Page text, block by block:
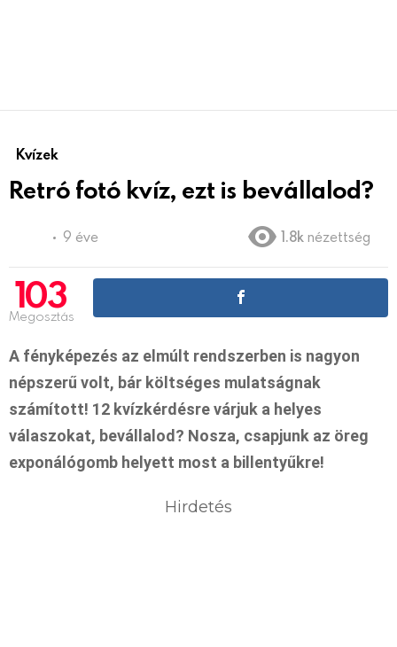
Kvízek
Retró fotó kvíz, ezt is bevállalod?
9 éve 1.8k nézettség
103
Megosztás
A fényképezés az elmúlt rendszerben is nagyon
népszerű volt, bár költséges mulatságnak
számított! 12 kvízkérdésre várjuk a helyes
válaszokat, bevállalod? Nosza, csapjunk az öreg
exponálógomb helyett most a billentyűkre!
Hirdetés